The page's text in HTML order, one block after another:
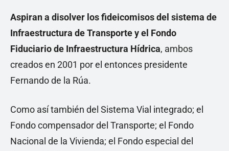
Aspiran a disolver los fideicomisos del sistema de
Infraestructura de Transporte y el Fondo
Fiduciario de Infraestructura Hídrica, ambos
creados en 2001 por el entonces presidente
Fernando de la Rúa.
Como así también del Sistema Vial integrado; el
Fondo compensador del Transporte; el Fondo
Nacional de la Vivienda; el Fondo especial del